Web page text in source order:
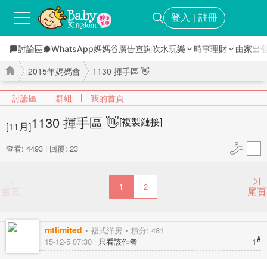
登入 ｜ 註冊
討論區 WhatsApp媽媽谷廣告查詢吹水玩樂 時事理財 由家出
討論區 群組 我的首頁
2015年媽媽會 1130 揮手區 👋
查看: 4493 | 回覆: 23
[11月]1130 揮手區 👋[複製鏈接]
首頁 1 2 尾頁
mtlimited 複式洋房 積分: 481
1#
15-12-5 07:30 只看該作者